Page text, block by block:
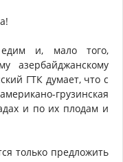
и, мало того,
азербайджанскому
ГТК думает, что с
грузинская
и по их плодам и
только предложить